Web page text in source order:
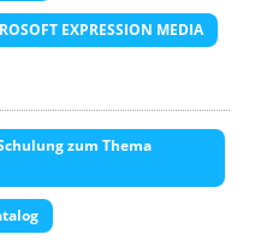
EXPRESSION MEDIA
zum Thema